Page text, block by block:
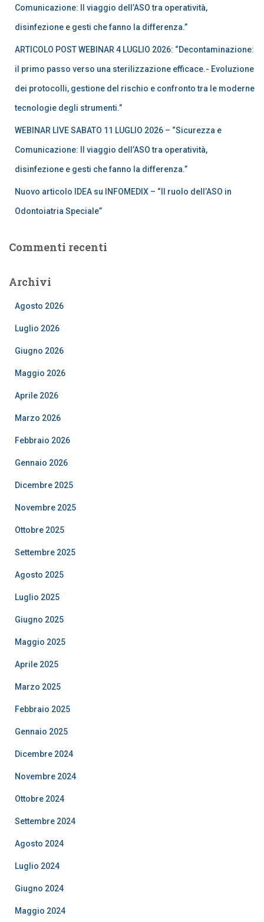
Comunicazione: Il viaggio dell’ASO tra operatività,
disinfezione e gesti che fanno la differenza.”
ARTICOLO POST WEBINAR 4 LUGLIO 2026: “Decontaminazione:
il primo passo verso una sterilizzazione efficace.- Evoluzione
dei protocolli, gestione del rischio e confronto tra le moderne
tecnologie degli strumenti.”
WEBINAR LIVE SABATO 11 LUGLIO 2026 – “Sicurezza e
Comunicazione: Il viaggio dell’ASO tra operatività,
disinfezione e gesti che fanno la differenza.”
Nuovo articolo IDEA su INFOMEDIX – “Il ruolo dell’ASO in
Odontoiatria Speciale”
Commenti recenti
Archivi
Agosto 2026
Luglio 2026
Giugno 2026
Maggio 2026
Aprile 2026
Marzo 2026
Febbraio 2026
Gennaio 2026
Dicembre 2025
Novembre 2025
Ottobre 2025
Settembre 2025
Agosto 2025
Luglio 2025
Giugno 2025
Maggio 2025
Aprile 2025
Marzo 2025
Febbraio 2025
Gennaio 2025
Dicembre 2024
Novembre 2024
Ottobre 2024
Settembre 2024
Agosto 2024
Luglio 2024
Giugno 2024
Maggio 2024